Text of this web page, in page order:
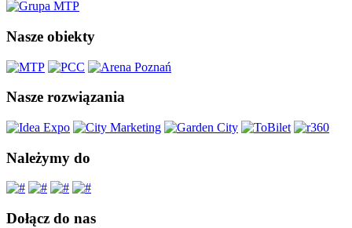
Nasze obiekty
Nasze rozwiązania
Należymy do
Dołącz do nas